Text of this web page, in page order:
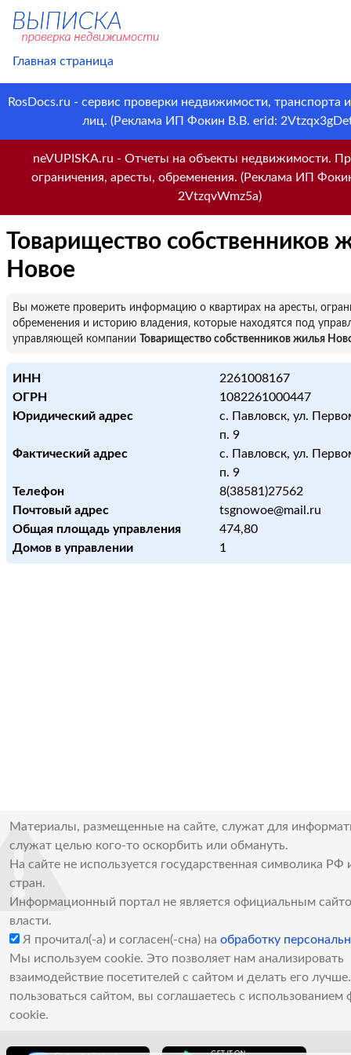
Главная страница
RosDocs.ru - сервис проверки недвижимости, транспорта
лиц. (Реклама ИП Фокин В.В. erid:
neVUPISKA.ru - Отчеты на объекты недвижимости.
ограничения, аресты, обременения. (Реклама ИП
2VtzqvWmz5a)
Товарищество собственников
Новое
Вы можете проверить информацию о квартирах на аресты,
обременения и историю владения, которые находятся под
управляющей компании
Товарищество собственников жилья
ИНН
2261008167
ОГРН
1082261000447
Юридический адрес
с. Павловск, ул.
п. 9
Фактический адрес
с. Павловск, ул.
п. 9
Телефон
8(38581)27562
Почтовый адрес
tsgnowoe@mail.ru
Общая площадь управления
474,80
Домов в управлении
1
Материалы, размещенные на сайте, служат для
служат целью кого-то оскорбить или обмануть.
На сайте не используется государственная символика РФ
стран.
Информационный портал не является официальным
власти.
Я прочитал(-а) и согласен(-сна) на обработку
Мы используем cookie. Это позволяет нам анализировать
взаимодействие посетителей с сайтом и делать его
пользоваться сайтом, вы соглашаетесь с использованием
cookie.